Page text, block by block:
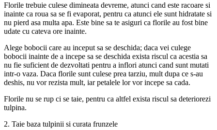
Florile trebuie culese dimineata devreme, atunci cand este racoare si
inainte ca roua sa se fi evaporat, pentru ca atunci ele sunt hidratate si
nu pierd asa multa apa. Este bine sa te asiguri ca florile au fost bine
udate cu cateva ore inainte.
Alege bobocii care au inceput sa se deschida; daca vei culege
bobocii inainte de a incepe sa se deschida exista riscul ca acestia sa
nu fie suficient de dezvoltati pentru a inflori atunci cand sunt mutati
intr-o vaza. Daca florile sunt culese prea tarziu, mult dupa ce s-au
deshis, nu vor rezista mult, iar petalele lor vor incepe sa cada.
Florile nu se rup ci se taie, pentru ca altfel exista riscul sa deteriorezi
tulpina.
2. Taie baza tulpinii si curata frunzele